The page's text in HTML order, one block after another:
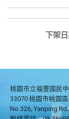
下架日
桃園市立福豐國民
33070 桃園市桃園
No.326, Yanping